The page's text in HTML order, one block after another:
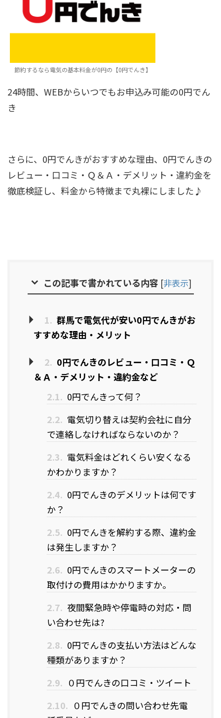
節約するなら電気の基本料金が0円の【0円でんき】
24時間、WEBからいつでもお申込み可能の0円でん
き
さらに、0円でんきがおすすめな理由、0円でんきの
レビュー・口コミ・Ｑ＆Ａ・デメリット・違約金を
徹底検証し、料金から特徴まで丸裸にしました♪
この記事で書かれている内容 [非表示]
1. 群馬で電気代が安い0円でんきがお
すすめな理由・メリット
2. 0円でんきのレビュー・口コミ・Ｑ
＆Ａ・デメリット・違約金など
2.1. 0円でんきって何？
2.2. 電気切り替えは契約会社に自分
で連絡しなければならないのか？
2.3. 電気料金はどれくらい安くなる
かわかりますか？
2.4. 0円でんきのデメリットは何です
か？
2.5. 0円でんきを解約する際、違約金
は発生しますか？
2.6. 0円でんきのスマートメーターの
取付けの費用はかかりますか。
2.7. 夜間緊急時や停電時の対応・問
い合わせ先は?
2.8. 0円でんきの支払い方法はどんな
種類がありますか？
2.9. ０円でんきの口コミ・ツイート
2.10. ０円でんきの問い合わせ先電